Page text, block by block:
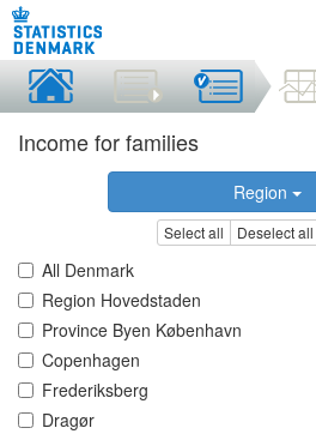
Income for families
Region
Select all Deselect all
All Denmark
Region Hovedstaden
Province Byen København
Copenhagen
Frederiksberg
Dragør